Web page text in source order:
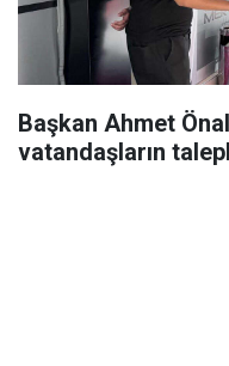
Başkan Ahmet
vatandaşların